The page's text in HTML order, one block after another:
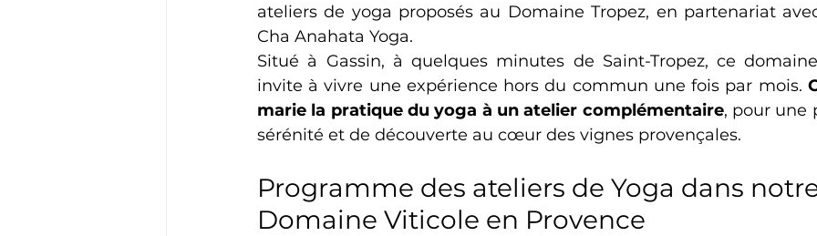
ateliers de yoga proposés au Domaine Tropez, en partenariat
Cha Anahata Yoga.
Situé à Gassin, à quelques minutes de Saint-Tropez, ce
invite à vivre une expérience hors du commun une fois par mois.
marie la pratique du yoga à un atelier complémentaire, pour une
sérénité et de découverte au cœur des vignes provençales.
Programme des ateliers de Yoga dans
Domaine Viticole en Provence